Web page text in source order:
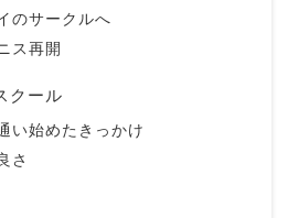
のサークルへ
ス再開
クール
い始めたきっかけ
さ